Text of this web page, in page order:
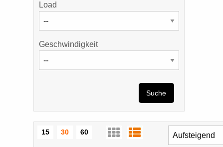
Load
Geschwindigkeit
Suche
15 30 60